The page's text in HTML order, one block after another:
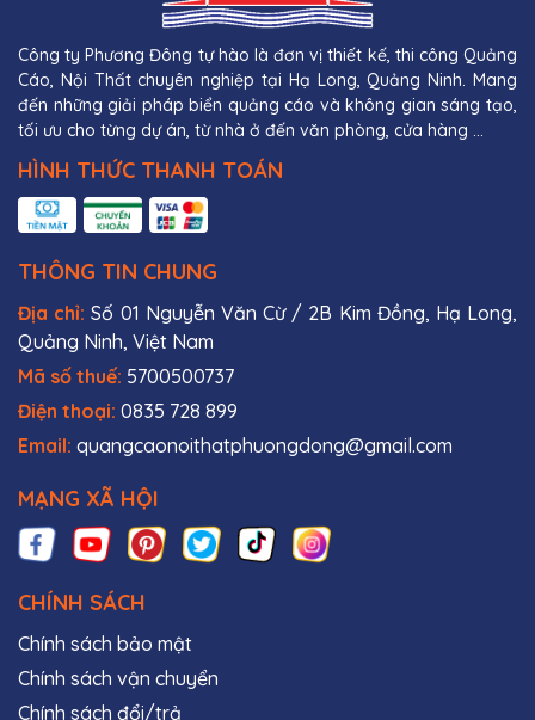
Công ty Phương Đông tự hào là đơn vị thiết kế, thi công Quảng
Cáo, Nội Thất chuyên nghiệp tại Hạ Long, Quảng Ninh. Mang
đến những giải pháp biển quảng cáo và không gian sáng tạo,
tối ưu cho từng dự án, từ nhà ở đến văn phòng, cửa hàng ...
HÌNH THỨC THANH TOÁN
THÔNG TIN CHUNG
Địa chỉ:Số 01 Nguyễn Văn Cừ / 2B Kim Đồng, Hạ Long,
Quảng Ninh, Việt Nam
Mã số thuế: 5700500737
Điện thoại: 0835 728 899
Email: quangcaonoithatphuongdong@gmail.com
MẠNG XÃ HỘI
CHÍNH SÁCH
Chính sách bảo mật
Chính sách vận chuyển
Chính sách đổi/trả